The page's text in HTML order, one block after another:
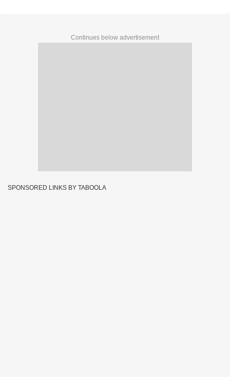
Continues below advertisement
SPONSORED LINKS BY TABOOLA